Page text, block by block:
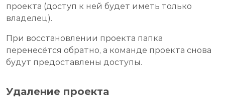
проекта (доступ к ней будет иметь только
владелец).
При восстановлении проекта папка
перенесётся обратно, а команде проекта снова
будут предоставлены доступы.
Удаление проекта